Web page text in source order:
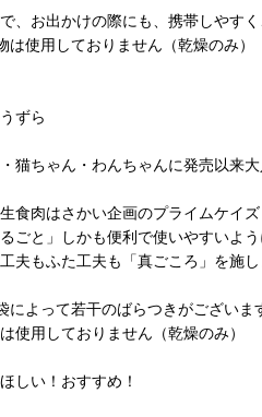
、お出かけの際にも、携帯しやす
使用しておりません（乾燥のみ）
ずら
猫ちゃん・わんちゃんに発売以来
食肉はさかい企画のプライムケイズ
ごと」しかも便利で使いやすいよう
夫もふた工夫も「真ごころ」を施し
によって若干のばらつきがございま
使用しておりません（乾燥のみ）
しい！おすすめ！